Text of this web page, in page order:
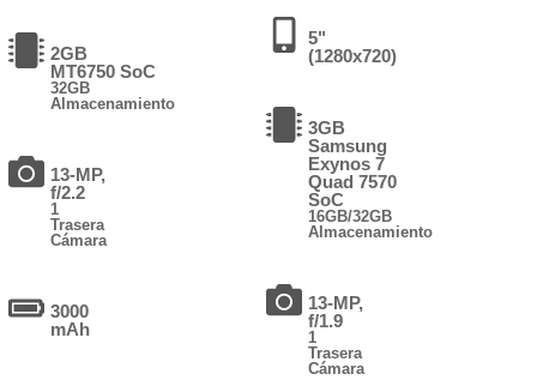
2GB
MT6750 SoC
32GB
Almacenamiento
13-MP,
f/2.2
1
Trasera
Cámara
3000
mAh
5"
(1280x720)
3GB
Samsung
Exynos 7
Quad 7570
SoC
16GB/32GB
Almacenamiento
13-MP,
f/1.9
1
Trasera
Cámara